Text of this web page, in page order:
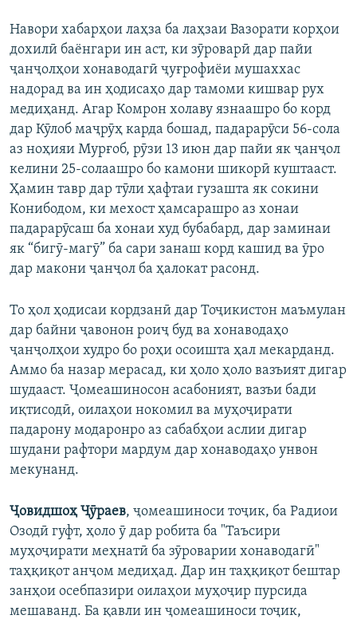
Навори хабарҳои лаҳза ба лаҳзаи Вазорати корҳои
дохилӣ баёнгари ин аст, ки зӯроварӣ дар пайи
ҷанҷолҳои хонаводагӣ ҷуғрофиёи мушаххас
надорад ва ин ҳодисаҳо дар тамоми кишвар рух
медиҳанд. Агар Комрон холаву язнаашро бо корд
дар Кӯлоб маҷрӯҳ карда бошад, падарарӯси 56-сола
аз ноҳияи Мурғоб, рӯзи 13 июн дар пайи як ҷанҷол
келини 25-солаашро бо камони шикорӣ куштааст.
Ҳамин тавр дар тӯли ҳафтаи гузашта як сокини
Конибодом, ки мехост ҳамсарашро аз хонаи
падарарӯсаш ба хонаи худ бубабард, дар заминаи
як “бигӯ-магӯ” ба сари занаш корд кашид ва ӯро
дар макони ҷанҷол ба ҳалокат расонд.
То ҳол ҳодисаи кордзанӣ дар Тоҷикистон маъмулан
дар байни ҷавонон роиҷ буд ва хонаводаҳо
ҷанҷолҳои худро бо роҳи осоишта ҳал мекарданд.
Аммо ба назар мерасад, ки ҳоло ҳоло вазъият дигар
шудааст. Ҷомеашиносон асабоният, вазъи бади
иқтисодӣ, оилаҳои нокомил ва муҳоҷирати
падарону модаронро аз сабабҳои аслии дигар
шудани рафтори мардум дар хонаводаҳо унвон
мекунанд.
Ҷовидшоҳ Ҷӯраев, ҷомеашиноси тоҷик, ба Радиои
Озодӣ гуфт, ҳоло ӯ дар робита ба "Таъсири
муҳоҷирати меҳнатӣ ба зӯроварии хонаводагӣ"
таҳқиқот анҷом медиҳад. Дар ин таҳқиқот бештар
занҳои осебпазири оилаҳои муҳоҷир пурсида
мешаванд. Ба қавли ин ҷомеашиноси тоҷик,